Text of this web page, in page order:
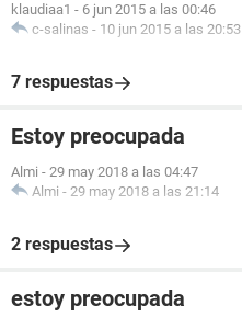
klaudiaa1 - 6 jun 2015 a las 00:46
c-salinas - 10 jun 2015 a las 20:53
7 respuestas
Estoy preocupada
Almi - 29 may 2018 a las 04:47
Almi - 29 may 2018 a las 21:14
2 respuestas
estoy preocupada